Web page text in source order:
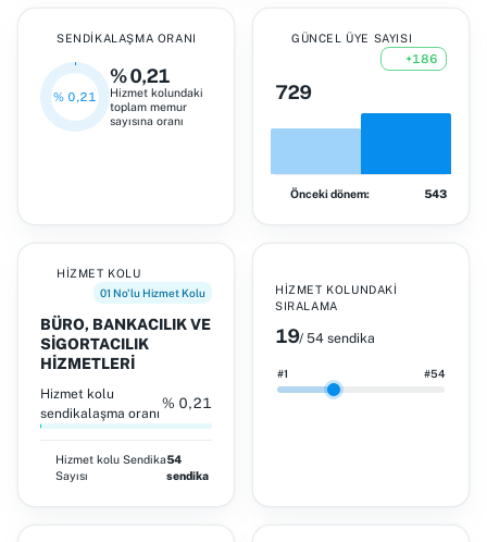
SENDIKALAŞMA ORANI
% 0,21
% 0,21
Hizmet kolundaki
toplam memur
sayısına oranı
GÜNCEL ÜYE SAYISI
+186
729
Önceki dönem: 543
HIZMET KOLU
01 No'lu Hizmet Kolu
BÜRO, BANKACILIK VE
SİGORTACILIK
HİZMETLERİ
Hizmet kolu
sendikalaşma oranı
% 0,21
Hizmet kolu Sendika
Sayısı
54
sendika
HIZMET KOLUNDAKI
SIRALAMA
19/ 54 sendika
#1 #54